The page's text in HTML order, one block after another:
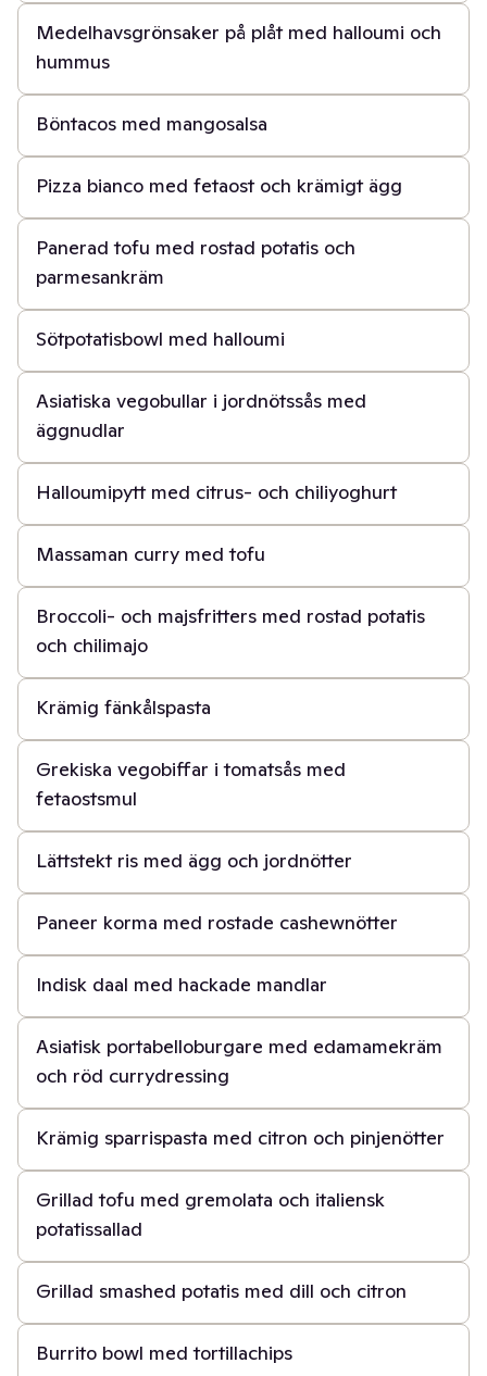
Medelhavsgrönsaker på plåt med halloumi och
hummus
30 min
Böntacos med mangosalsa
20 min
Pizza bianco med fetaost och krämigt ägg
40 min
Panerad tofu med rostad potatis och
parmesankräm
30 min
Sötpotatisbowl med halloumi
30 min
Asiatiska vegobullar i jordnötssås med
äggnudlar
50 min
Halloumipytt med citrus- och chiliyoghurt
40 min
Massaman curry med tofu
50 min
Broccoli- och majsfritters med rostad potatis
och chilimajo
20 min
Krämig fänkålspasta
50 min
Grekiska vegobiffar i tomatsås med
fetaostsmul
40 min
Lättstekt ris med ägg och jordnötter
20 min
Paneer korma med rostade cashewnötter
30 min
Indisk daal med hackade mandlar
45 min
Asiatisk portabelloburgare med edamamekräm
och röd currydressing
20 min
Krämig sparrispasta med citron och pinjenötter
45 min
Grillad tofu med gremolata och italiensk
potatissallad
45 min
Grillad smashed potatis med dill och citron
30 min
Burrito bowl med tortillachips
30 min